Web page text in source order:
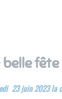
belle
23 juin 2023 la